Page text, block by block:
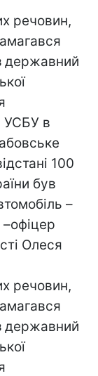
речовин,
державний
УСБУ в
100
був
–
Олеся
речовин,
державний